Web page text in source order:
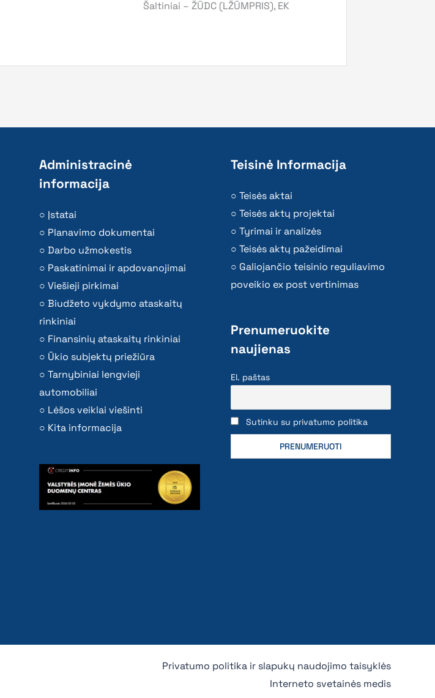
Šaltiniai – ŽŪDC (LŽŪMPRIS), EK
Administracinė
informacija
Įstatai
Planavimo dokumentai
Darbo užmokestis
Paskatinimai ir apdovanojimai
Viešieji pirkimai
Biudžeto vykdymo ataskaitų
rinkiniai
Finansinių ataskaitų rinkiniai
Ūkio subjektų priežiūra
Tarnybiniai lengvieji
automobiliai
Lėšos veiklai viešinti
Kita informacija
Teisinė Informacija
Teisės aktai
Teisės aktų projektai
Tyrimai ir analizės
Teisės aktų pažeidimai
Galiojančio teisinio reguliavimo
poveikio ex post vertinimas
Prenumeruokite
naujienas
El. paštas
Sutinku su privatumo politika
Privatumo politika ir slapukų naudojimo taisyklės
Interneto svetainės medis